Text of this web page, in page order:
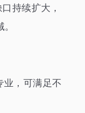
口持续扩大，
业，可满足不